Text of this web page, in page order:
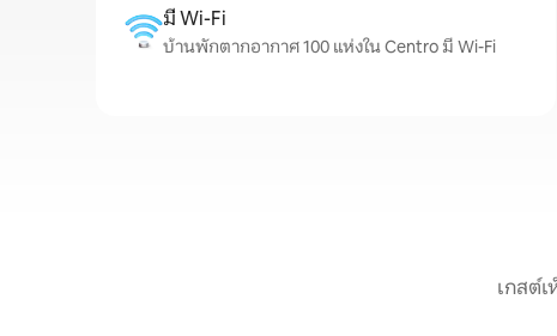
มี Wi-Fi
บ้านพักตากอากาศ 100 แห่งใน Centro มี Wi-Fi
เกสต์